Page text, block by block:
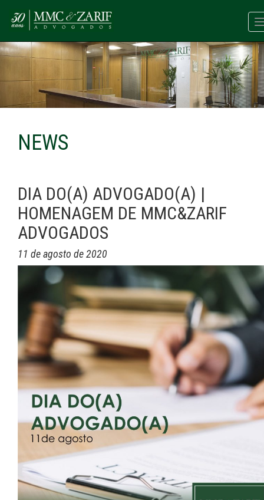
NEWS
DIA DO(A) ADVOGADO(A) |
HOMENAGEM DE MMC&ZARIF
ADVOGADOS
11 de agosto de 2020